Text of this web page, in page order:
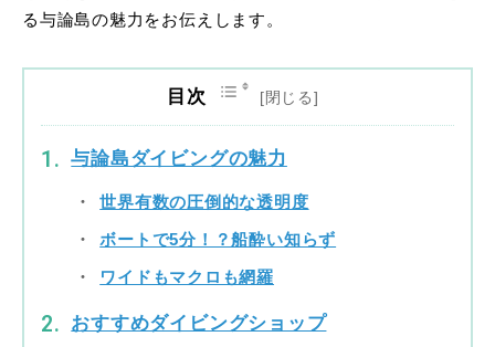
る与論島の魅力をお伝えします。
目次
与論島ダイビングの魅力
世界有数の圧倒的な透明度
ボートで5分！？船酔い知らず
ワイドもマクロも網羅
おすすめダイビングショップ